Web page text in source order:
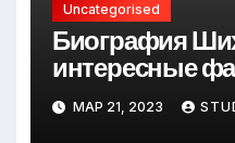
Uncategorised
Биография
интересные
и путь к успеху
МАР 21, 2023